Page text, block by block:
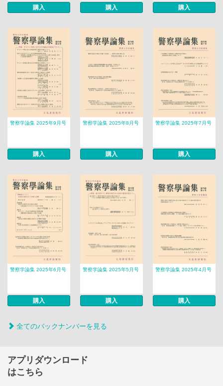
購入 購入 購入
警察学論集 2025年9月号
購入
警察学論集 2025年8月号
購入
警察学論集 2025年7月号
購入
警察学論集 2025年6月号
購入
警察学論集 2025年5月号
購入
警察学論集 2025年4月号
購入
全てのバックナンバーを見る
アプリダウンロード
はこちら